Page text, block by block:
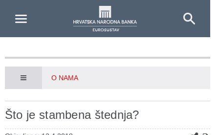
O NAMA
Što je stambena štednja?